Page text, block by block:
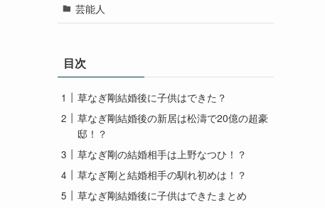
芸能人
目次
草なぎ剛結婚後に子供はできた？
草なぎ剛結婚後の新居は松濤で20億の超豪
邸！？
草なぎ剛の結婚相手は上野なつひ！？
草なぎ剛と結婚相手の馴れ初めは！？
草なぎ剛結婚後に子供はできたまとめ